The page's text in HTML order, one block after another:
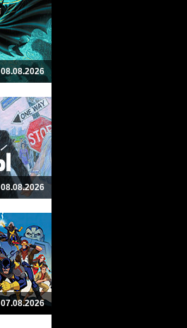
08.08.2026
08.08.2026
07.08.2026